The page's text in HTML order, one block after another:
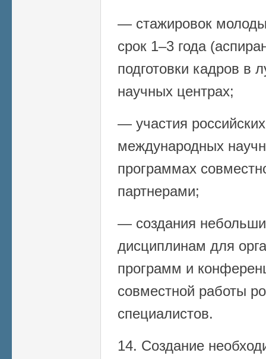
— стажировок
срок 1–3 года
подготовки кадров в
научных центрах;
— участия
международных
программах
партнерами;
— создания
дисциплинам для
программ и
совместной работы
специалистов.
14. Создание